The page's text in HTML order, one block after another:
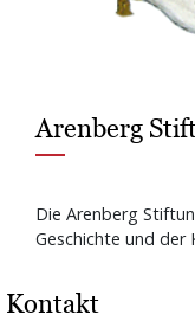
Arenberg
Die Arenberg
Geschichte und der
Kontakt